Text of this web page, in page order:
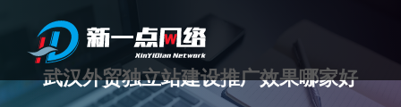
武汉外贸独立站建设推广效果哪家好